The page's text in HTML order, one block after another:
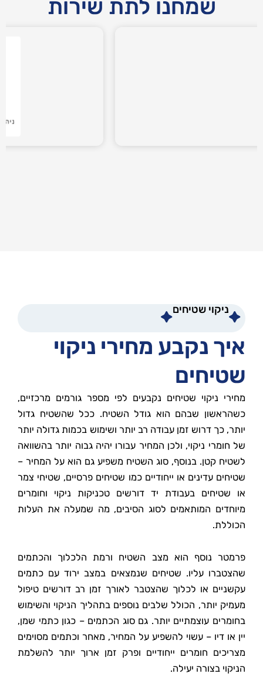
שמחנו לתת שירות
ניקוי שטיחים
איך נקבע מחירי ניקוי
שטיחים
מחירי ניקוי שטיחים נקבעים לפי מספר גורמים מרכזיים,
כשהראשון שבהם הוא גודל השטיח. ככל שהשטיח גדול
יותר, כך דרוש זמן עבודה רב יותר ושימוש בכמות גדולה יותר
של חומרי ניקוי, ולכן המחיר עבורו יהיה גבוה יותר בהשוואה
לשטיח קטן. בנוסף, סוג השטיח משפיע גם הוא על המחיר –
שטיחים עדינים או ייחודיים כמו שטיחים פרסיים, שטיחי צמר
או שטיחים בעבודת יד דורשים טכניקות ניקוי וחומרים
מיוחדים המותאמים לסוג הסיבים, מה שמעלה את העלות
הכוללת.
פרמטר נוסף הוא מצב השטיח ורמת הלכלוך והכתמים
שהצטברו עליו. שטיחים שנמצאים במצב ירוד עם כתמים
עקשניים או לכלוך שהצטבר לאורך זמן רב דורשים טיפול
מעמיק יותר, הכולל שלבים נוספים בתהליך הניקוי והשימוש
בחומרים עוצמתיים יותר. גם סוג הכתמים – כגון כתמי שמן,
יין או דיו – עשוי להשפיע על המחיר, מאחר וכתמים מסוימים
מצריכים חומרים ייחודיים ופרק זמן ארוך יותר להשלמת
הניקוי בצורה יעילה.